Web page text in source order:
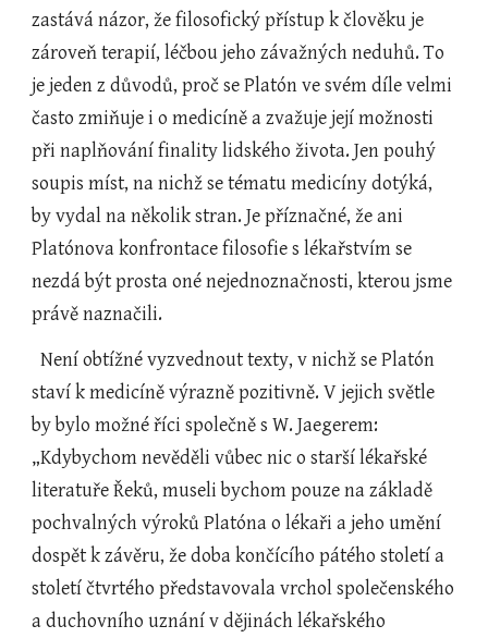
zastává názor, že filosofický přístup k člověku je
zároveň terapií, léčbou jeho závažných neduhů. To
je jeden z důvodů, proč se Platón ve svém díle velmi
často zmiňuje i o medicíně a zvažuje její možnosti
při naplňování finality lidského života. Jen pouhý
soupis míst, na nichž se tématu medicíny dotýká,
by vydal na několik stran. Je příznačné, že ani
Platónova konfrontace filosofie s lékařstvím se
nezdá být prosta oné nejednoznačnosti, kterou jsme
právě naznačili.
  Není obtížné vyzvednout texty, v nichž se Platón
staví k medicíně výrazně pozitivně. V jejich světle
by bylo možné říci společně s W. Jaegerem:
„Kdybychom nevěděli vůbec nic o starší lékařské
literatuře Řeků, museli bychom pouze na základě
pochvalných výroků Platóna o lékaři a jeho umění
dospět k závěru, že doba končícího pátého století a
století čtvrtého představovala vrchol společenského
a duchovního uznání v dějinách lékařského